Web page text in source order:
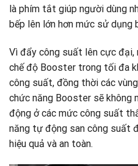
là phím tắt giúp người dùng
bếp lên lớn hơn mức sử dụng
Vì đẩy công suất lên cực
chế độ Booster trong tối đa
công suất, đồng thời các
chức năng Booster sẽ không
động ở các mức công suất
năng tự động san công suất
hiệu quả và an toàn.